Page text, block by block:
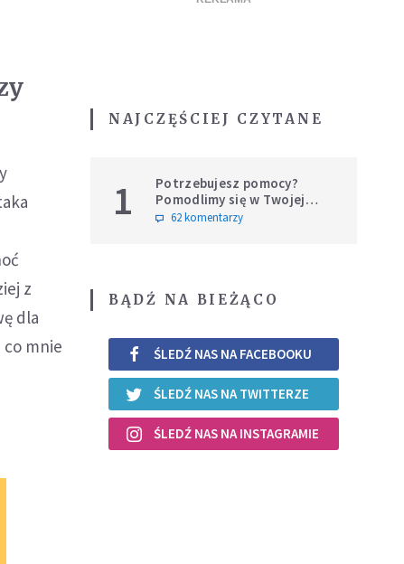
z
dla
co mnie
NAJCZĘŚCIEJ CZYTANE
1
Potrzebujesz pomocy?
Pomodlimy się w Twojej
intencji
62 komentarzy
BĄDŹ NA BIEŻĄCO
ŚLEDŹ NAS NA FACEBOOKU
ŚLEDŹ NAS NA TWITTERZE
ŚLEDŹ NAS NA INSTAGRAMIE